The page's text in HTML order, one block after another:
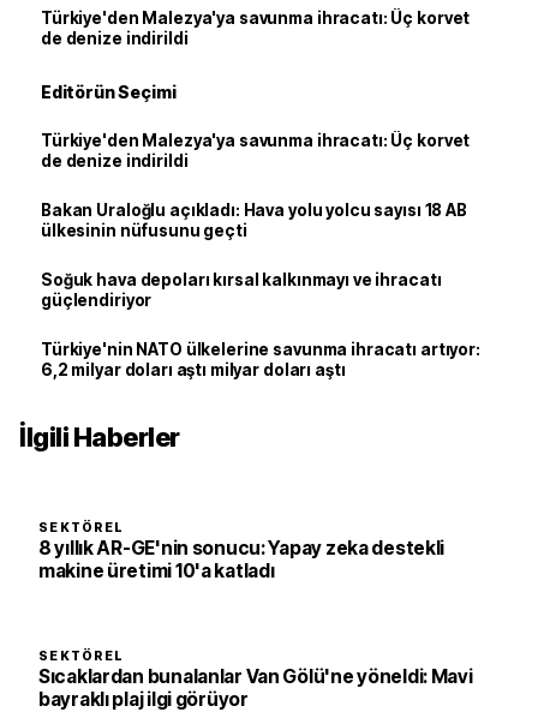
Türkiye'den Malezya'ya savunma ihracatı: Üç korvet
de denize indirildi
Editörün Seçimi
Türkiye'den Malezya'ya savunma ihracatı: Üç korvet
de denize indirildi
Bakan Uraloğlu açıkladı: Hava yolu yolcu sayısı 18 AB
ülkesinin nüfusunu geçti
Soğuk hava depoları kırsal kalkınmayı ve ihracatı
güçlendiriyor
Türkiye'nin NATO ülkelerine savunma ihracatı artıyor:
6,2 milyar doları aştı milyar doları aştı
İlgili Haberler
SEKTÖREL
8 yıllık AR-GE'nin sonucu: Yapay zeka destekli
makine üretimi 10'a katladı
SEKTÖREL
Sıcaklardan bunalanlar Van Gölü'ne yöneldi: Mavi
bayraklı plaj ilgi görüyor